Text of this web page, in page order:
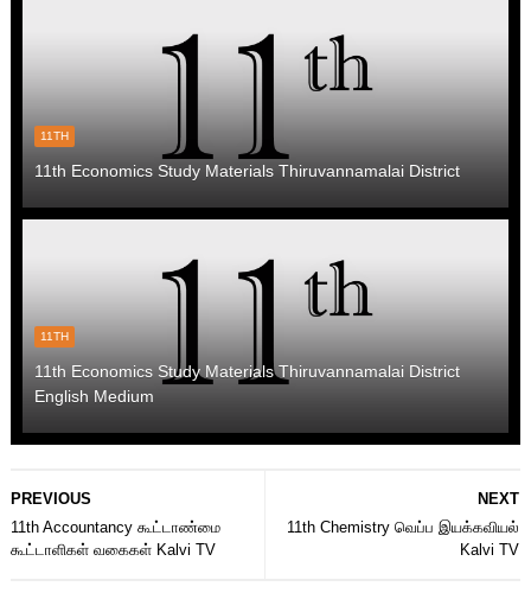
11TH
11th Economics Study Materials Thiruvannamalai District
11TH
11th Economics Study Materials Thiruvannamalai District
English Medium
NEXT
11th Chemistry வெப்ப இயக்கவியல்
Kalvi TV
PREVIOUS
11th Accountancy கூட்டாண்மை
கூட்டாளிகள் வகைகள் Kalvi TV